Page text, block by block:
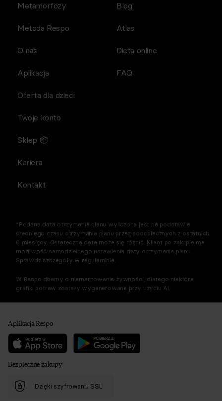
Metamorfozy
Metoda Respo
O nas
Aplikacja
Blog
Atlas
Dieta online
FAQ
Oferta dla dzieci
Twoje konto
Sklep 📦
Kariera
Kontakt
*Podana data otrzymania planu wyliczona jest na podstawie
średniego czasu otrzymania planu przez podopiecznych z ostatnich
6 miesięcy. Ostateczna data może się różnić. Klient po zakupie ma
możliwość samodzielnego ustawienia daty otrzymania planu.
Sprawdź szczegóły w regulaminie.
W Respo dbamy o niemarnowanie żywności, dlatego niektóre
grafiki potraw zostały wygenerowane przy użyciu AI.
Aplikacja Respo
Bezpieczne zakupy
Dzięki szyfrowaniu SSL